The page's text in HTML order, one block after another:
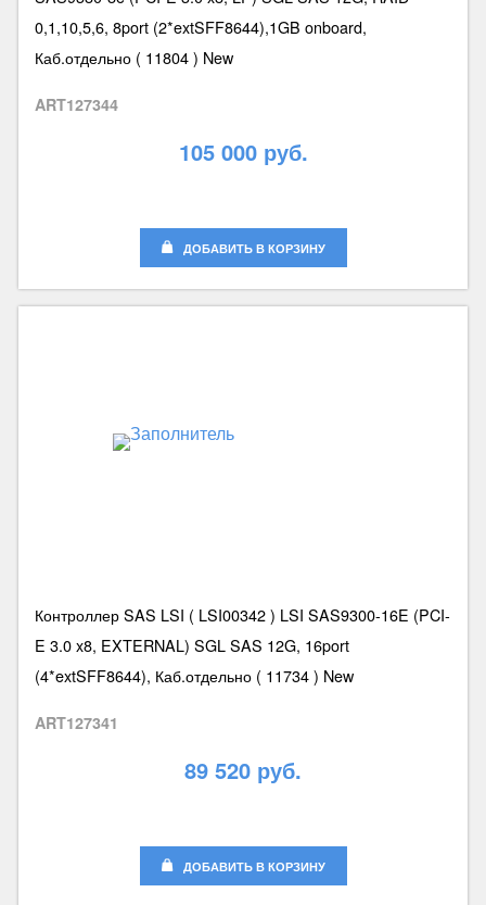
0,1,10,5,6, 8port (2*extSFF8644),1GB onboard,
Каб.отдельно ( 11804 ) New
ART127344
105 000 руб.
ДОБАВИТЬ В КОРЗИНУ
Контроллер SAS LSI ( LSI00342 ) LSI SAS9300-16E (PCI-
E 3.0 x8, EXTERNAL) SGL SAS 12G, 16port
(4*extSFF8644), Каб.отдельно ( 11734 ) New
ART127341
89 520 руб.
ДОБАВИТЬ В КОРЗИНУ